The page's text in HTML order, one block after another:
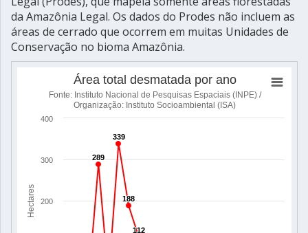
da Amazônia Legal. Os dados do Prodes não incluem as
áreas de cerrado que ocorrem em muitas Unidades de
Conservação no bioma Amazônia.